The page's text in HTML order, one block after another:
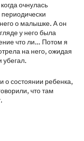
очнулась
о малышке. А он
у него была
что ли… Потом я
на него, ожидая
убегал.
о состоянии ребенка,
что там